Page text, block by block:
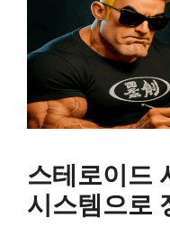
스테로이드
시스템으로